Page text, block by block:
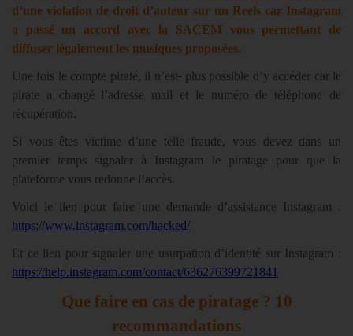
d’une violation de droit d’auteur sur un Reels car Instagram
a passé un accord avec la SACEM vous permettant de
diffuser légalement les musiques proposées.
Une fois le compte piraté, il n’est
plus possible d’y accéder car le
pirate a changé l’adresse mail et le numéro de téléphone de
récupération.
Si vous êtes victime d’une telle fraude, vous devez dans un
premier temps signaler à Instagram le piratage pour que la
plateforme vous redonne l’accès.
Voici le lien pour faire une demande d’assistance Instagram :
https://www.instagram.com/hacked/
Et ce lien pour signaler une usurpation d’identité sur Instagram :
https://help.instagram.com/contact/636276399721841
Que faire en cas de piratage ? 10
recommandations